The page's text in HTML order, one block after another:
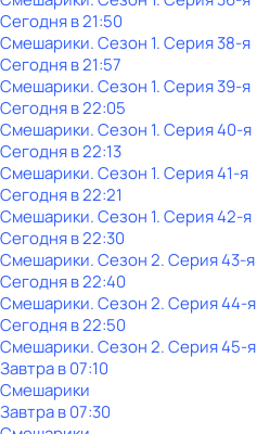
Сегодня в 21:50
Смешарики. Сезон 1. Серия 38-я
Сегодня в 21:57
Смешарики. Сезон 1. Серия 39-я
Сегодня в 22:05
Смешарики. Сезон 1. Серия 40-я
Сегодня в 22:13
Смешарики. Сезон 1. Серия 41-я
Сегодня в 22:21
Смешарики. Сезон 1. Серия 42-я
Сегодня в 22:30
Смешарики. Сезон 2. Серия 43-я
Сегодня в 22:40
Смешарики. Сезон 2. Серия 44-я
Сегодня в 22:50
Смешарики. Сезон 2. Серия 45-я
Завтра в 07:10
Смешарики
Завтра в 07:30